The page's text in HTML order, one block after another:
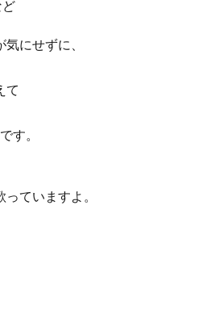
にせずに、
て
す。
ていますよ。